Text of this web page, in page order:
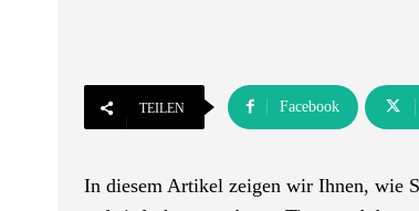
TEILEN Facebook
In diesem Artikel zeigen wir Ihnen, wie